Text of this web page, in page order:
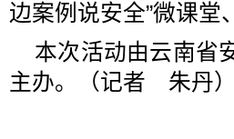
边案例说安全”微课
本次活动由云南省
主办。（记者 朱丹）